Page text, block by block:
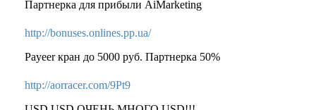
Партнерка для прибыли AiMarketing
http://bonuses.onlines.pp.ua/
Payeer кран до 5000 руб. Партнерка 50%
http://aorracer.com/9Pt9